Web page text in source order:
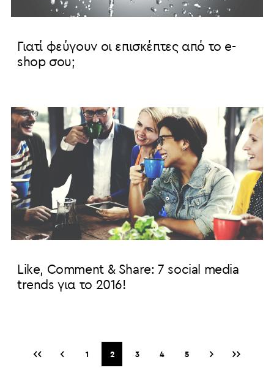
Γιατί φεύγουν οι επισκέπτες από το e-
shop σου;
Like, Comment & Share: 7 social media
trends για το 2016!
‹‹ ‹ 1 2 3 4 5 › ››